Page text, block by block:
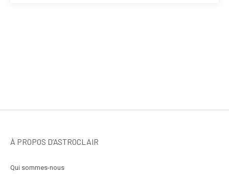
À PROPOS D’ASTROCLAIR
Qui sommes-nous